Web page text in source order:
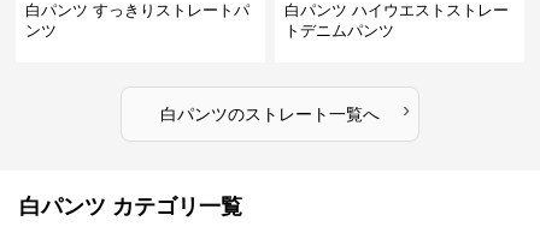
白パンツ すっきりストレートパ
ンツ
白パンツ ハイウエストストレー
トデニムパンツ
白パンツのストレート一覧へ ›
白パンツ カテゴリ一覧